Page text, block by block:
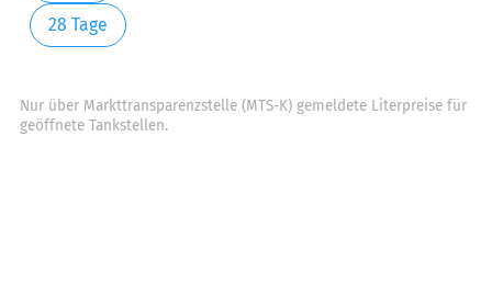
28 Tage
Nur über Markttransparenzstelle (MTS-K) gemeldete Literpreise für
geöffnete Tankstellen.